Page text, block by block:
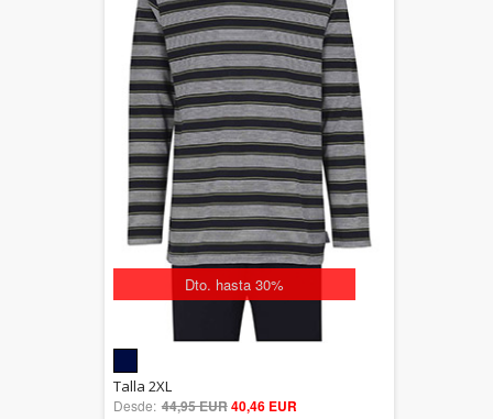
Dto. hasta 30%
out of 5
Talla 2XL
Desde: 44,95 EUR40,46 EUR